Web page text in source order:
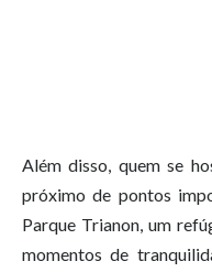
Além disso, quem se
próximo de pontos
Parque Trianon, um
momentos de